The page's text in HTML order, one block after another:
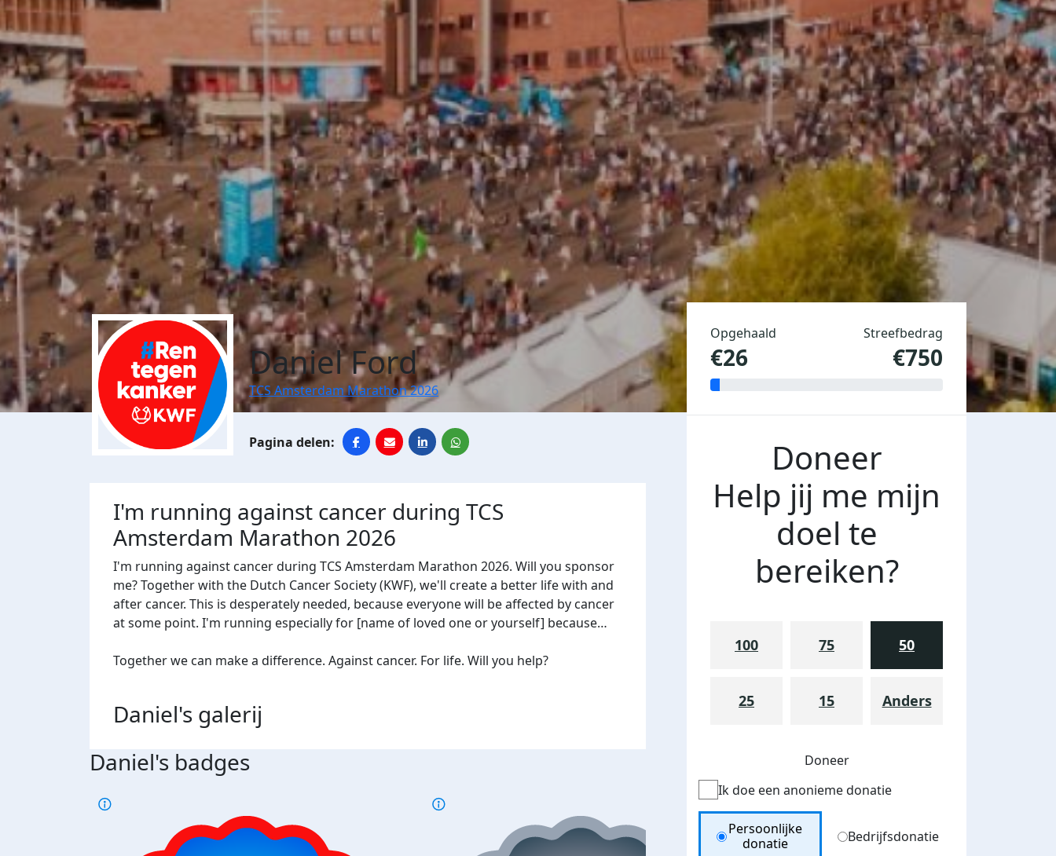
Daniel Ford
TCS Amsterdam Marathon 2026
I'm running against cancer during TCS
Amsterdam Marathon 2026
I'm running against cancer during TCS Amsterdam Marathon 2026. Will you sponsor
me? Together with the Dutch Cancer Society (KWF), we'll create a better life with and
after cancer. This is desperately needed, because everyone will be affected by cancer
at some point. I'm running especially for [name of loved one or yourself] because…
Together we can make a difference. Against cancer. For life. Will you help?
Daniel's galerij
Daniel's badges
Opgehaald
€26
Streefbedrag
€750
Doneer
Help jij me mijn
doel te
bereiken?
100 75 50
25 15 Anders
Doneer
Ik doe een anonieme donatie
Donation Type
Persoonlijke
donatie
Bedrijfsdonatie